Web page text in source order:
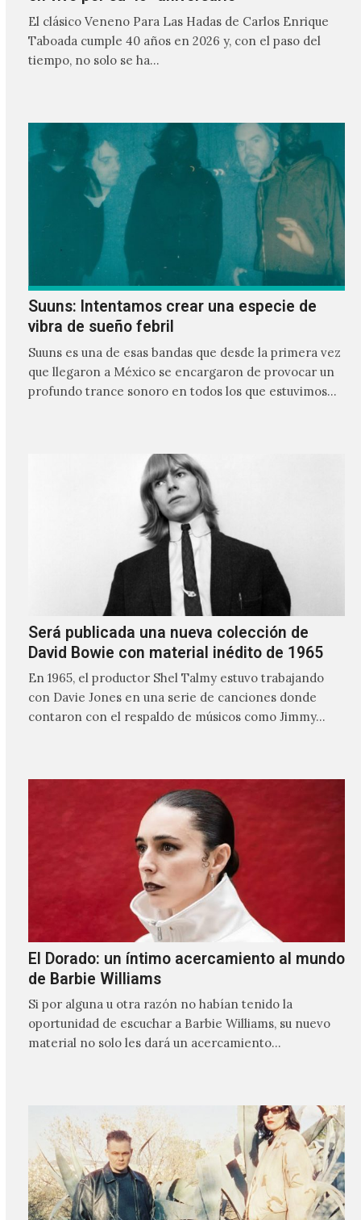
El clásico Veneno Para Las Hadas de Carlos Enrique
Taboada cumple 40 años en 2026 y, con el paso del
tiempo, no solo se ha…
Suuns: Intentamos crear una especie de
vibra de sueño febril
Suuns es una de esas bandas que desde la primera vez
que llegaron a México se encargaron de provocar un
profundo trance sonoro en todos los que estuvimos
Será publicada una nueva colección de
David Bowie con material inédito de 1965
En 1965, el productor Shel Talmy estuvo trabajando
con Davie Jones en una serie de canciones donde
contaron con el respaldo de músicos como Jimmy…
El Dorado: un íntimo acercamiento al mundo
de Barbie Williams
Si por alguna u otra razón no habían tenido la
oportunidad de escuchar a Barbie Williams, su nuevo
material no solo les dará un acercamiento…